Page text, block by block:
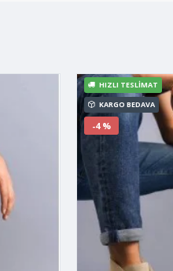
KARGO BEDAVA
HIZLI TESLIMAT
-4 %